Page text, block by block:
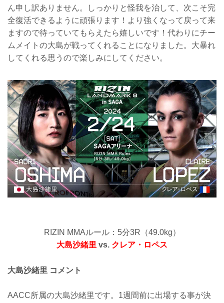
ん申し訳ありません。しっかりと怪我を治して、次こそ完
全復活できるように頑張ります！より強くなって戻って来
ますので待っていてもらえたら嬉しいです！代わりにチー
ムメイトの大島が戦ってくれることになりました。大暴れ
してくれる思うので楽しみにしてください。
RIZIN MMAルール：5分3R（49.0kg）
大島沙緒里 vs. クレア・ロペス
大島沙緒里 コメント
AACC所属の大島沙緒里です。1週間前に出場する事が決